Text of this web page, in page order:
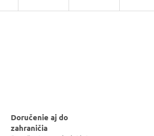
Doručenie aj do
zahraničia